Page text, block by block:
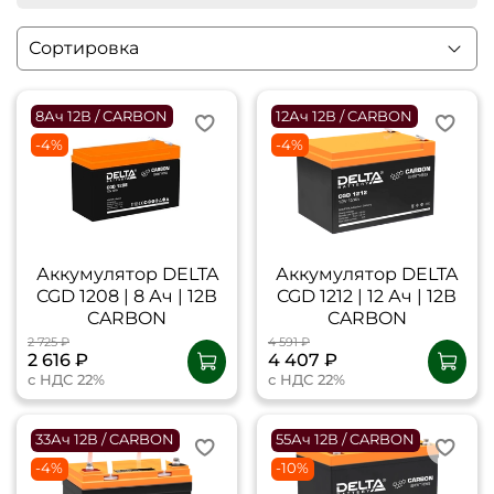
8Ач 12В / CARBON
-4%
Аккумулятор DELTA
CGD 1208 | 8 Ач | 12В
CARBON
2 725 ₽
2 616 ₽
с НДС 22%
12Ач 12В / CARBON
-4%
Аккумулятор DELTA
CGD 1212 | 12 Ач | 12В
CARBON
4 591 ₽
4 407 ₽
с НДС 22%
33Ач 12В / CARBON
-4%
55Ач 12В / CARBON
-10%